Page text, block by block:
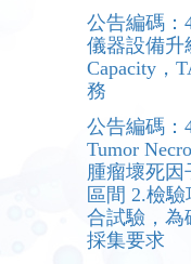
公告編碼：
儀器設備升
Capacity，
務
公告編碼：
Tumor
腫瘤壞死因
區間 2.檢
合試驗，為
採集要求